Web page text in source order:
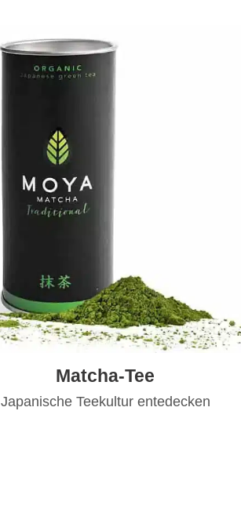
Matcha-Tee
Japanische Teekultur entedecken